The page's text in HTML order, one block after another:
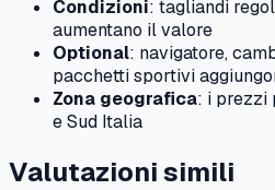
Condizioni: tagliandi
aumentano il valore
Optional: navigatore,
pacchetti sportivi
Zona geografica: i prezzi
e Sud Italia
Valutazioni simili